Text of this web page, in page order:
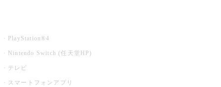
PlayStation®4
Nintendo Switch (任天堂HP)
テレビ
スマートフォンアプリ